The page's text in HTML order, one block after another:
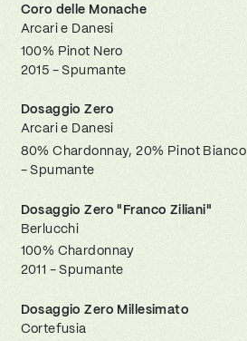
Coro delle Monache
Arcari e Danesi
100% Pinot Nero
2015 - Spumante
Dosaggio Zero
Arcari e Danesi
80% Chardonnay, 20% Pinot Bianco
- Spumante
Dosaggio Zero "Franco Ziliani"
Berlucchi
100% Chardonnay
2011 - Spumante
Dosaggio Zero Millesimato
Cortefusia